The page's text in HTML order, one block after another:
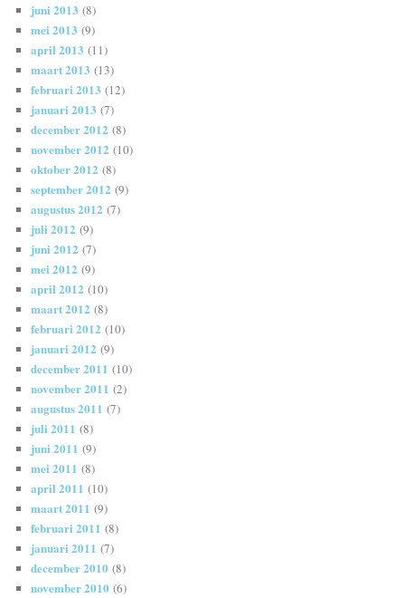
juni 2013 (8)
mei 2013 (9)
april 2013 (11)
maart 2013 (13)
februari 2013 (12)
januari 2013 (7)
december 2012 (8)
november 2012 (10)
oktober 2012 (8)
september 2012 (9)
augustus 2012 (7)
juli 2012 (9)
juni 2012 (7)
mei 2012 (9)
april 2012 (10)
maart 2012 (8)
februari 2012 (10)
januari 2012 (9)
december 2011 (10)
november 2011 (2)
augustus 2011 (7)
juli 2011 (8)
juni 2011 (9)
mei 2011 (8)
april 2011 (10)
maart 2011 (9)
februari 2011 (8)
januari 2011 (7)
december 2010 (8)
november 2010 (6)